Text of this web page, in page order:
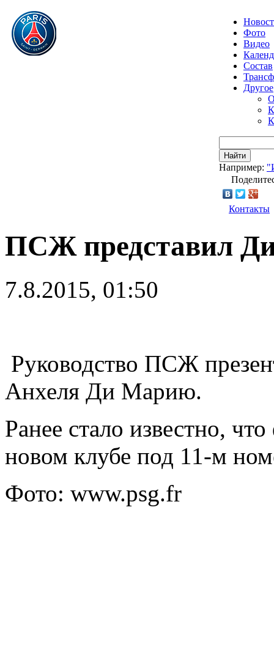
Фото
Видео
Состав
Другое
Найти
Например:
Контакты
ПСЖ представил
7.8.2015, 01:50
Руководство ПСЖ
Анхеля Ди Марию.
Ранее стало известно,
новом клубе под 11-м
Фото: www.psg.fr